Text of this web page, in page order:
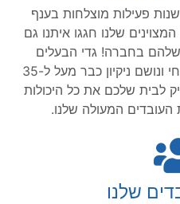
לאחרונה חברתנו חגגה 35 שנות פעילות מוצלחות בענף
שלנו חגגו איתנו גם
שלהם בחברה! גדי הבעלים
והמנהל של חברת פוליש גפן חי ונושם ניקיון כבר מעל ל-35
לבית שלכם את כל היכולות
העובדים המעולה שלנו.
שלנו